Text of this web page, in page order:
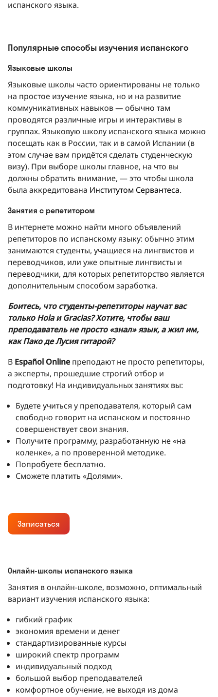
испанского языка.
Популярные способы изучения испанского
Языковые школы
Языковые школы часто ориентированы не только
на простое изучение языка, но и на развитие
коммуникативных навыков — обычно там
проводятся различные игры и интерактивы в
группах. Языковую школу испанского языка можно
посещать как в России, так и в самой Испании (в
этом случае вам придётся сделать студенческую
визу). При выборе школы главное, на что вы
должны обратить внимание, — это чтобы школа
была аккредитована Институтом Сервантеса.
Занятия с репетитором
В интернете можно найти много объявлений
репетиторов по испанскому языку: обычно этим
занимаются студенты, учащиеся на лингвистов и
переводчиков, или уже опытные лингвисты и
переводчики, для которых репетиторство является
дополнительным способом заработка.
Боитесь, что студенты-репетиторы научат вас
только Hola и Gracias? Хотите, чтобы ваш
преподаватель не просто «знал» язык, а жил им,
как Пако де Лусия гитарой?
В Español Online преподают не просто репетиторы,
а эксперты, прошедшие строгий отбор и
подготовку! На индивидуальных занятиях вы:
Будете учиться у преподавателя, который сам
свободно говорит на испанском и постоянно
совершенствует свои знания.
Получите программу, разработанную не «на
коленке», а по проверенной методике.
Попробуете бесплатно.
Сможете платить «Долями».
Записаться
Онлайн-школы испанского языка
Занятия в онлайн-школе, возможно, оптимальный
вариант изучения испанского языка:
гибкий график
экономия времени и денег
стандартизированные курсы
широкий спектр программ
индивидуальный подход
большой выбор преподавателей
комфортное обучение, не выходя из дома